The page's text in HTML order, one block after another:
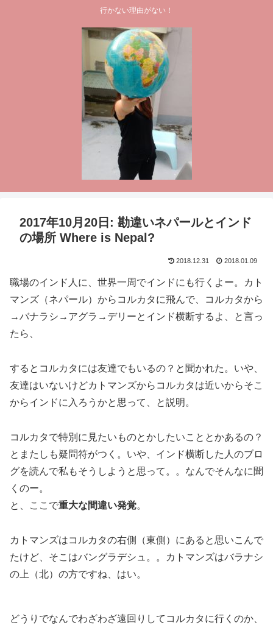
行かない理由がない！
2017年10月20日: 勘違いネパールとインド
の場所 Where is Nepal?
2018.12.31 2018.01.09
職場のインド人に、世界一周でインドにも行くよー。カト
マンズ（ネパール）からコルカタに飛んで、コルカタから
→バナラシ→アグラ→デリーとインド横断するよ、と言っ
たら、
するとコルカタには友達でもいるの？と聞かれた。いや、
友達はいないけどカトマンズからコルカタは近いからそこ
からインドに入ろうかと思って、と説明。
コルカタで特別に見たいものとかしたいこととかあるの？
とまたしも疑問符がつく。いや、インド横断した人のブロ
グを読んで私もそうしようと思って。。なんでそんなに聞
くのー。
と、ここで重大な間違い発覚。
カトマンズはコルカタの右側（東側）にあると思いこんで
たけど、そこはバングラデシュ。。カトマンズはバラナシ
の上（北）の方ですね、はい。
どうりでなんでわざわざ遠回りしてコルカタに行くのか、